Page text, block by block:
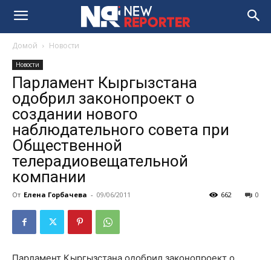
Домой Новости
Новости
Парламент Кыргызстана
одобрил законопроект о
создании нового
наблюдательного совета при
Общественной
телерадиовещательной
компании
От Елена Горбачева - 09/06/2011 0
662